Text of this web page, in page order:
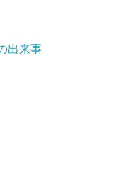
出来事